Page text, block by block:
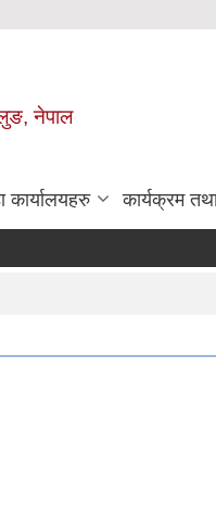
नेपाल
कार्यालयहरु कार्यक्रम